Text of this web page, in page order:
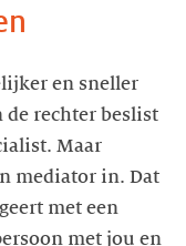
en sneller
de rechter beslist
Maar
mediator in. Dat
met een
met jou en